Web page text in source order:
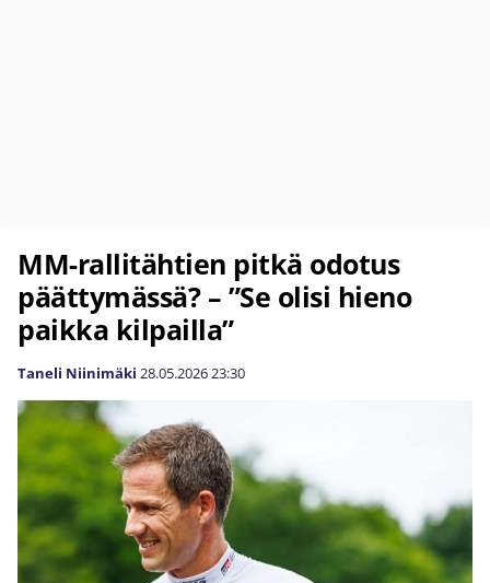
MM-rallitähtien pitkä odotus
päättymässä? – ”Se olisi hieno
paikka kilpailla”
Taneli Niinimäki 28.05.202623:30